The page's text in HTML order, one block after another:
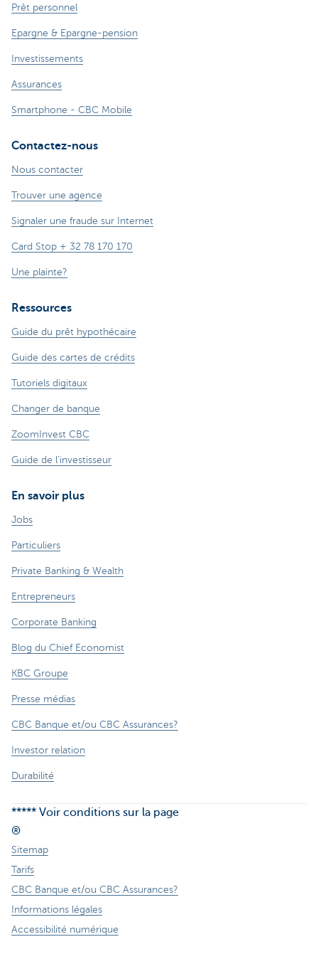
Prêt personnel
Epargne & Epargne-pension
Investissements
Assurances
Smartphone - CBC Mobile
Contactez-nous
Nous contacter
Trouver une agence
Signaler une fraude sur Internet
Card Stop + 32 78 170 170
Une plainte?
Ressources
Guide du prêt hypothécaire
Guide des cartes de crédits
Tutoriels digitaux
Changer de banque
ZoomInvest CBC
Guide de l'investisseur
En savoir plus
Jobs
Particuliers
Private Banking & Wealth
Entrepreneurs
Corporate Banking
Blog du Chief Economist
KBC Groupe
Presse médias
CBC Banque et/ou CBC Assurances?
Investor relation
Durabilité
***** Voir conditions sur la page
®
Sitemap
Tarifs
CBC Banque et/ou CBC Assurances?
Informations légales
Accessibilité numérique